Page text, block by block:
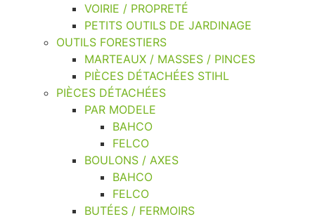
VOIRIE / PROPRETÉ
PETITS OUTILS DE JARDINAGE
OUTILS FORESTIERS
MARTEAUX / MASSES / PINCES
PIÈCES DÉTACHÉES STIHL
PIÈCES DÉTACHÉES
PAR MODELE
BAHCO
FELCO
BOULONS / AXES
BAHCO
FELCO
BUTÉES / FERMOIRS